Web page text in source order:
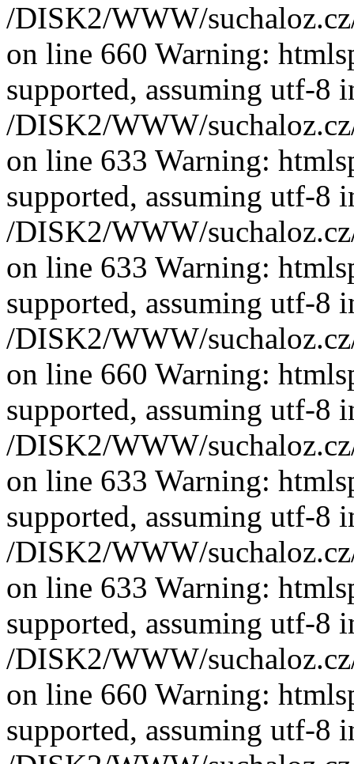
/DISK2/WWW/
on line 660 Warning:
supported, assuming utf-8
/DISK2/WWW/
on line 633 Warning:
supported, assuming utf-8
/DISK2/WWW/
on line 633 Warning:
supported, assuming utf-8
/DISK2/WWW/
on line 660 Warning:
supported, assuming utf-8
/DISK2/WWW/
on line 633 Warning:
supported, assuming utf-8
/DISK2/WWW/
on line 633 Warning:
supported, assuming utf-8
/DISK2/WWW/
on line 660 Warning:
supported, assuming utf-8